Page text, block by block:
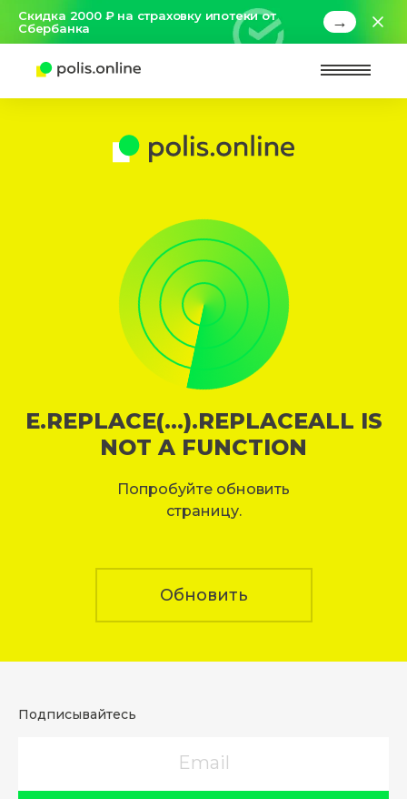
Скидка 2000 ₽ на страховку ипотеки от
Сбербанка
→
E.REPLACE(...).REPLACEALL IS
NOT A FUNCTION
Попробуйте обновить
страницу.
Обновить
Подписывайтесь